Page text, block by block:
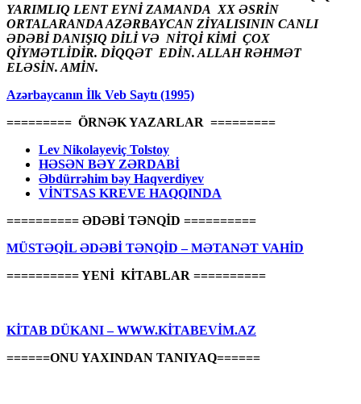
YARIMLIQ LENT EYNİ ZAMANDA XX ƏSRİN
ORTALARANDA AZƏRBAYCAN ZİYALISININ CANLI
ƏDƏBİ DANIŞIQ DİLİ VƏ NİTQİ KİMİ ÇOX
QİYMƏTLİDİR. DİQQƏT EDİN. ALLAH RƏHMƏT
ELƏSİN. AMİN.
Azərbaycanın İlk Veb Saytı (1995)
========= ÖRNƏK YAZARLAR =========
Lev Nikolayeviç Tolstoy
HƏSƏN BƏY ZƏRDABİ
Əbdürrəhim bəy Haqverdiyev
VİNTSAS KREVE HAQQINDA
========== ƏDƏBİ TƏNQİD ==========
MÜSTƏQİL ƏDƏBİ TƏNQİD – MƏTANƏT VAHİD
========== YENİ KİTABLAR ==========
KİTAB DÜKANI – WWW.KİTABEVİM.AZ
======ONU YAXINDAN TANIYAQ======